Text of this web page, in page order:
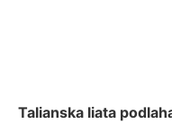
Talianska liata